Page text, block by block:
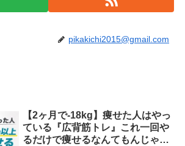
pikakichi2015@gmail.com
【2ヶ月で-18kg】痩せた人はやっ
ている『広背筋トレ』これ一回や
るだけで痩せるなんてもんじゃな